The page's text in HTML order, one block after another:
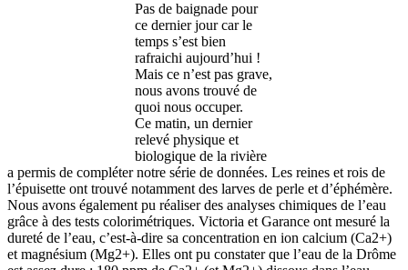
Pas de baignade pour
ce dernier jour car le
temps s’est bien
rafraichi aujourd’hui !
Mais ce n’est pas grave,
nous avons trouvé de
quoi nous occuper.
Ce matin, un dernier
relevé physique et
biologique de la rivière
a permis de compléter notre série de données. Les reines et rois de
l’épuisette ont trouvé notamment des larves de perle et d’éphémère.
Nous avons également pu réaliser des analyses chimiques de l’eau
grâce à des tests colorimétriques. Victoria et Garance ont mesuré la
dureté de l’eau, c’est-à-dire sa concentration en ion calcium (Ca2+)
et magnésium (Mg2+). Elles ont pu constater que l’eau de la Drôme